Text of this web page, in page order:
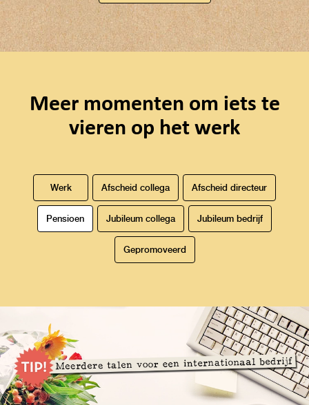
Meer momenten om iets te
vieren op het werk
Werk Afscheid collega Afscheid directeur
Pensioen Jubileum collega Jubileum bedrijf
Gepromoveerd